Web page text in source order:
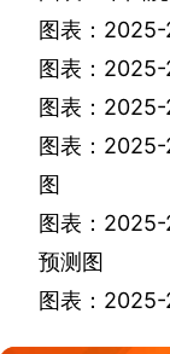
图表：
图表：
图表：
图表：
图
图表：
预测图
图表：